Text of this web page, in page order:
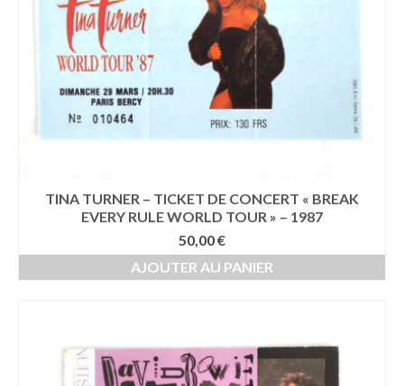
TINA TURNER – TICKET DE CONCERT « BREAK
EVERY RULE WORLD TOUR » – 1987
50,00€
AJOUTER AU PANIER